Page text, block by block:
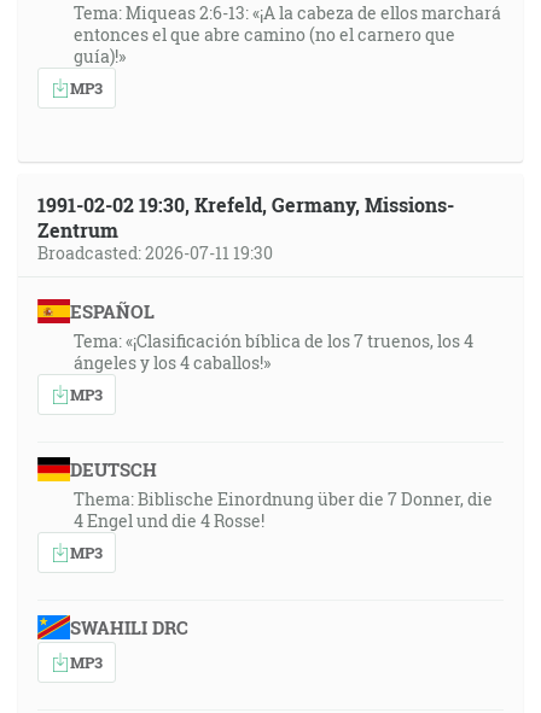
Tema: Miqueas 2:6-13: «¡A la cabeza de ellos marchará
entonces el que abre camino (no el carnero que
guía)!»
MP3
1991-02-02 19:30, Krefeld, Germany, Missions-
Zentrum
Broadcasted: 2026-07-11 19:30
ESPAÑOL
Tema: «¡Clasificación bíblica de los 7 truenos, los 4
ángeles y los 4 caballos!»
MP3
DEUTSCH
Thema: Biblische Einordnung über die 7 Donner, die
4 Engel und die 4 Rosse!
MP3
SWAHILI DRC
MP3